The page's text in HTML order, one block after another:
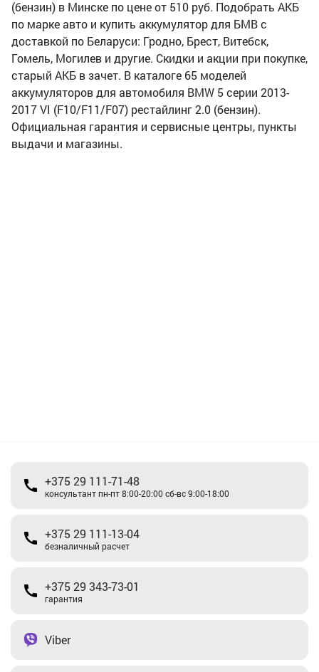
(бензин) в Минске по цене от 510 руб. Подобрать АКБ
по марке авто и купить аккумулятор для БМВ с
доставкой по Беларуси: Гродно, Брест, Витебск,
Гомель, Могилев и другие. Скидки и акции при покупке,
старый АКБ в зачет. В каталоге 65 моделей
аккумуляторов для автомобиля BMW 5 серии 2013-
2017 VI (F10/F11/F07) рестайлинг 2.0 (бензин).
Официальная гарантия и сервисные центры, пункты
выдачи и магазины.
+375 29 111-71-48
консультант пн-пт 8:00-20:00 сб-вс 9:00-18:00
+375 29 111-13-04
безналичный расчет
+375 29 343-73-01
гарантия
Viber